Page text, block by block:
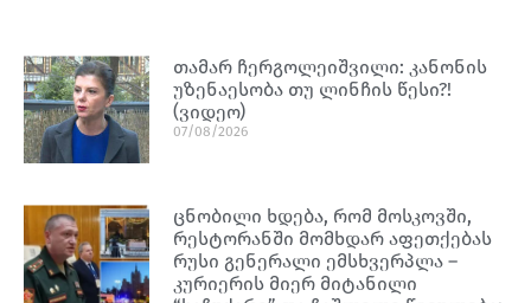
თამარ ჩერგოლეიშვილი: კანონის
უზენაესობა თუ ლინჩის წესი?!
(ვიდეო)
07/08/2026
ცნობილი ხდება, რომ მოსკოვში,
რესტორანში მომხდარ აფეთქებას
რუსი გენერალი ემსხვერპლა –
კურიერის მიერ მიტანილი